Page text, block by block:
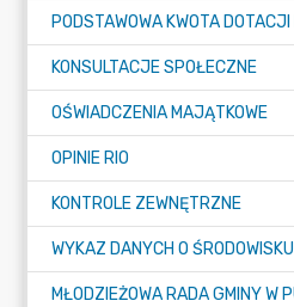
KONSULTACJE SPOŁECZNE
OŚWIADCZENIA MAJĄTKOWE
OPINIE RIO
KONTROLE ZEWNĘTRZNE
WYKAZ DANYCH O ŚRODOWISKU